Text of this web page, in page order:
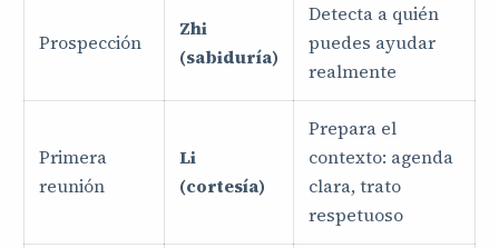
Prospección
Zhi
(sabiduría)
Detecta a quién
puedes ayudar
realmente
Primera
reunión
Li
(cortesía)
Prepara el
contexto: agenda
clara, trato
respetuoso